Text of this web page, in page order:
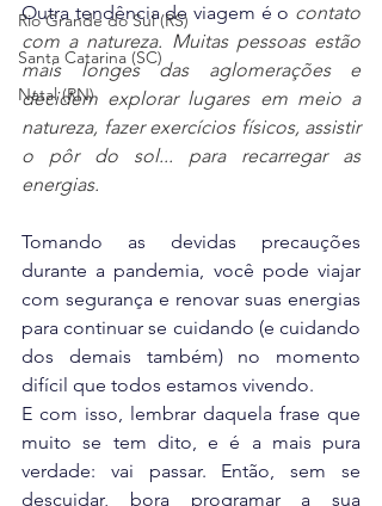
Rio Grande do Sul (RS)
Santa Catarina (SC)
Natal (RN)
Outra tendência de viagem é o contato
com a natureza. Muitas pessoas estão
mais longes das aglomerações e
decidem explorar lugares em meio a
natureza, fazer exercícios físicos, assistir
o pôr do sol... para recarregar as
energias.
Tomando as devidas precauções
durante a pandemia, você pode viajar
com segurança e renovar suas energias
para continuar se cuidando (e cuidando
dos demais também) no momento
difícil que todos estamos vivendo.
E com isso, lembrar daquela frase que
muito se tem dito, e é a mais pura
verdade: vai passar. Então, sem se
descuidar, bora programar a sua